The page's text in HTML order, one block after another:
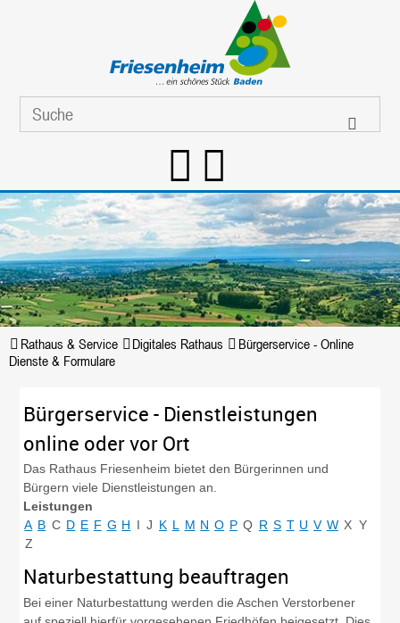
Rathaus & Service Digitales Rathaus
Bürgerservice - Online
Dienste & Formulare
Bürgerservice - Dienstleistungen
online oder vor Ort
Das Rathaus Friesenheim bietet den Bürgerinnen und
Bürgern viele Dienstleistungen an.
Leistungen
A B C D E F G H I J K L M N O P Q R S T U V W X Y
Z
Naturbestattung beauftragen
Bei einer Naturbestattung werden die Aschen Verstorbener